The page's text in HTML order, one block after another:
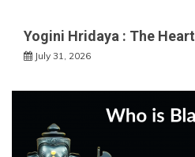
Yogini Hridaya : The Heart
July 31, 2026